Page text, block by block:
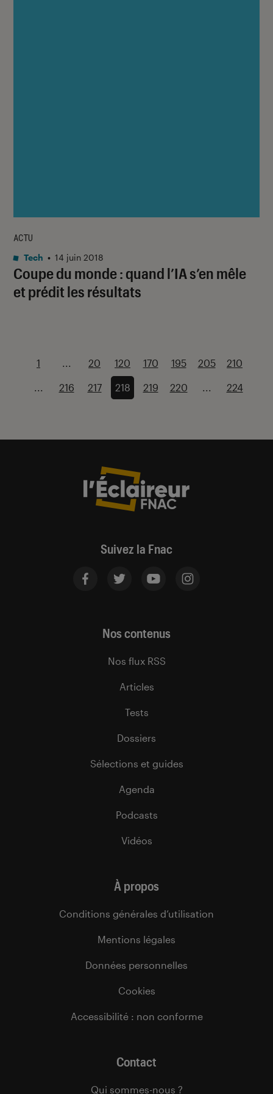
Coupe du monde : quand l’IA s’en mêle
et prédit les résultats
ACTU
Tech • 14 juin 2018
1 ... 20 120 170 195 205 210
... 216 217 218 219 220 ... 224
Suivez la Fnac
Nos contenus
Nos flux RSS
Articles
Tests
Dossiers
Sélections et guides
Agenda
Podcasts
Vidéos
À propos
Conditions générales d’utilisation
Mentions légales
Données personnelles
Cookies
Accessibilité : non conforme
Contact
Qui sommes-nous ?